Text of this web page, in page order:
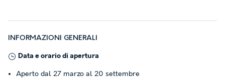
INFORMAZIONI GENERALI
Data e orario di apertura
Aperto dal 27 marzo al 20 settembre